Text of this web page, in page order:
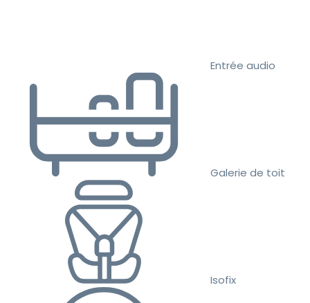
Entrée audio
Galerie de toit
Isofix